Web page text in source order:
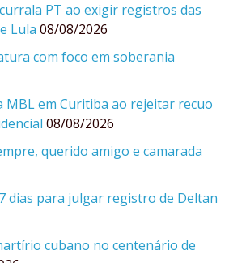
PT ao exigir registros das
Lula 08/08/2026
com foco em soberania
MBL em Curitiba ao rejeitar recuo
08/08/2026
querido amigo e camarada
dias para julgar registro de Deltan
cubano no centenário de